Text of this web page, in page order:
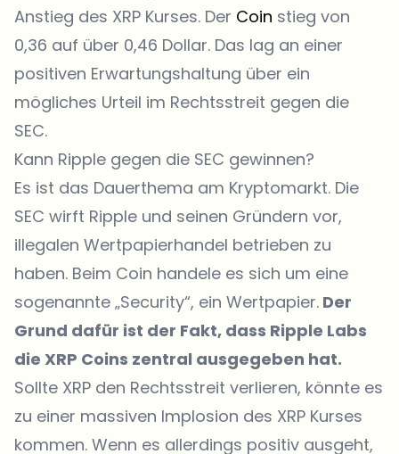
Anstieg des XRP Kurses. Der Coin stieg von
0,36 auf über 0,46 Dollar. Das lag an einer
positiven Erwartungshaltung über ein
mögliches Urteil im Rechtsstreit gegen die
SEC.
Kann Ripple gegen die SEC gewinnen?
Es ist das Dauerthema am Kryptomarkt. Die
SEC wirft Ripple und seinen Gründern vor,
illegalen Wertpapierhandel betrieben zu
haben. Beim Coin handele es sich um eine
sogenannte „Security“, ein Wertpapier. Der
Grund dafür ist der Fakt, dass Ripple Labs
die XRP Coins zentral ausgegeben hat.
Sollte XRP den Rechtsstreit verlieren, könnte es
zu einer massiven Implosion des XRP Kurses
kommen. Wenn es allerdings positiv ausgeht,